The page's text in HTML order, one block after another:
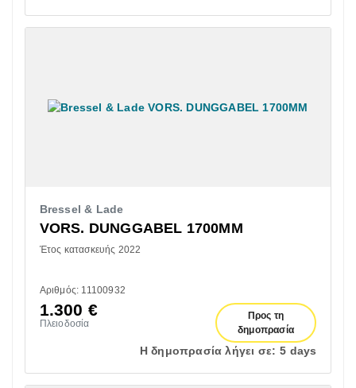
Bressel & Lade
VORS. DUNGGABEL 1700MM
Έτος κατασκευής 2022
Αριθμός: 11100932
1.300 €
Πλειοδοσία
Προς τη
δημοπρασία
Η δημοπρασία λήγει σε: 5 days